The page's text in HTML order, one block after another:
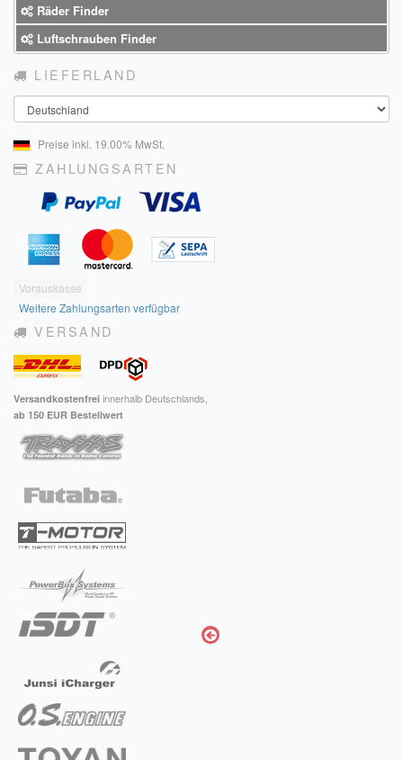
Räder Finder
Luftschrauben Finder
LIEFERLAND
Land
Preise inkl. 19.00% MwSt.
ZAHLUNGSARTEN
Vorauskasse
Weitere Zahlungsarten verfügbar
VERSAND
Versandkostenfrei innerhalb Deutschlands,
ab 150 EUR Bestellwert